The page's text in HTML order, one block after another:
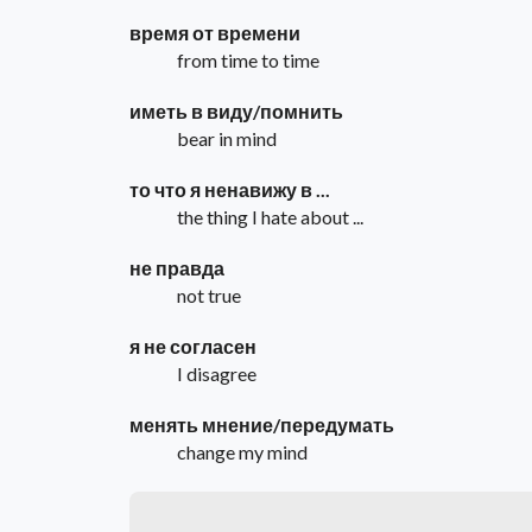
время от времени
from time to time
иметь в виду/помнить
bear in mind
то что я ненавижу в ...
the thing I hate about ...
не правда
not true
я не согласен
I disagree
менять мнение/передумать
change my mind